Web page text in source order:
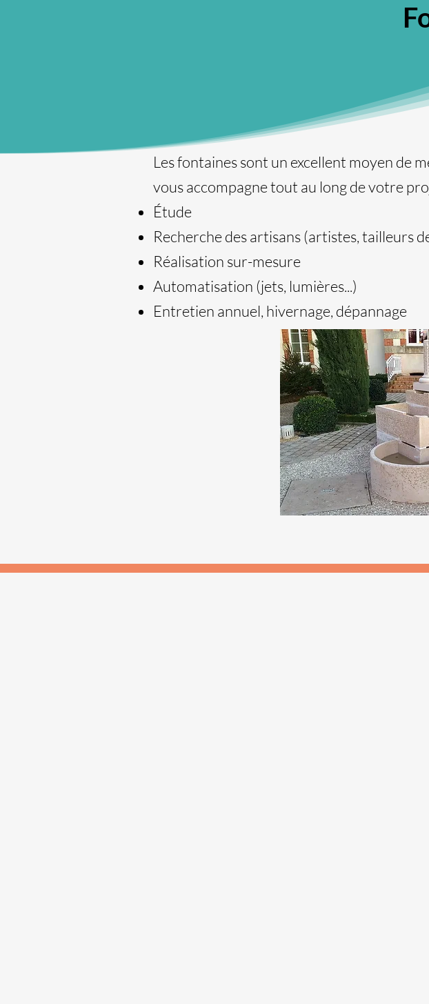
Les fontaines sont un excellent moyen de
vous accompagne tout au long de votre
Étude
Recherche des artisans (artistes, tailleurs
Réalisation sur-mesure
Automatisation (jets, lumières...)
Entretien annuel, hivernage, dépannage